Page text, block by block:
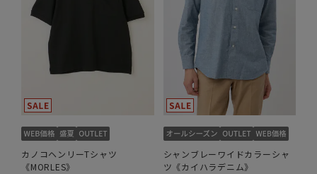
カノコヘンリーTシャツ
《MORLES》
シャンブレーワイドカラーシャ
ツ《カイハラデニム》